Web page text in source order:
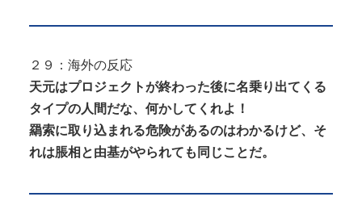
２９：海外の反応
天元はプロジェクトが終わった後に名乗り出てくる
タイプの人間だな、何かしてくれよ！
羂索に取り込まれる危険があるのはわかるけど、そ
れは脹相と由基がやられても同じことだ。